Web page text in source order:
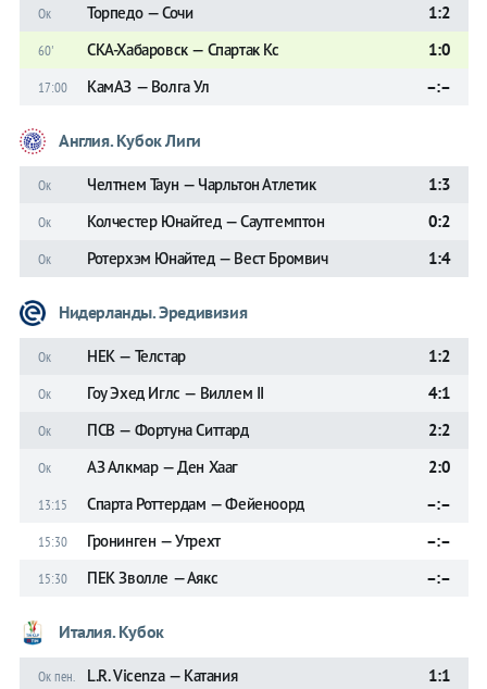
Ок Торпедо — Сочи 1:2
60' СКА-Хабаровск — Спартак Кс 1:0
17:00 КамАЗ — Волга Ул –:–
Англия. Кубок Лиги
Ок Челтнем Таун — Чарльтон Атлетик 1:3
Ок Колчестер Юнайтед — Саутгемптон 0:2
Ок Ротерхэм Юнайтед — Вест Бромвич 1:4
Нидерланды. Эредивизия
Ок НЕК — Телстар 1:2
Ок Гоу Эхед Иглс — Виллем II 4:1
Ок ПСВ — Фортуна Ситтард 2:2
Ок АЗ Алкмар — Ден Хааг 2:0
13:15 Спарта Роттердам — Фейеноорд –:–
15:30 Гронинген — Утрехт –:–
15:30 ПЕК Зволле — Аякс –:–
Италия. Кубок
Ок пен. L.R. Vicenza — Катания 1:1